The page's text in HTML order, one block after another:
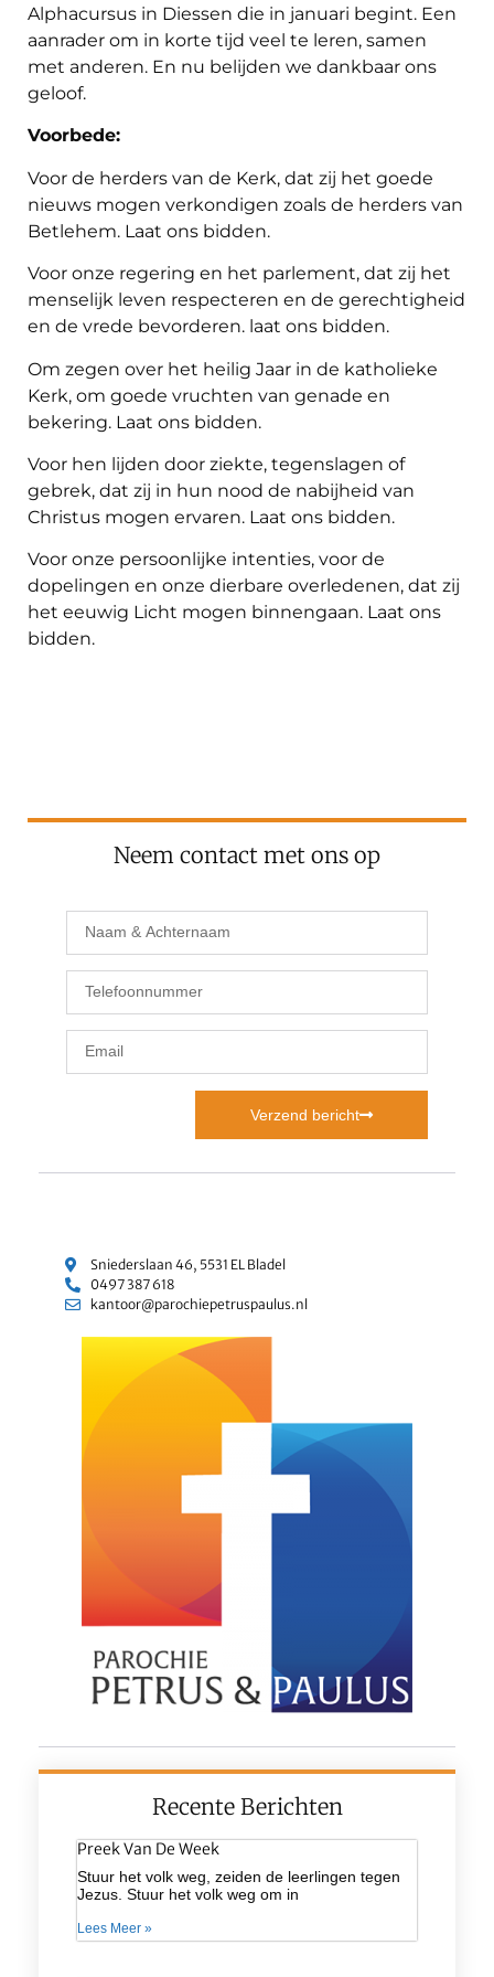
Alphacursus in Diessen die in januari begint. Een
aanrader om in korte tijd veel te leren, samen
met anderen. En nu belijden we dankbaar ons
geloof.
Voorbede:
Voor de herders van de Kerk, dat zij het goede
nieuws mogen verkondigen zoals de herders van
Betlehem. Laat ons bidden.
Voor onze regering en het parlement, dat zij het
menselijk leven respecteren en de gerechtigheid
en de vrede bevorderen. laat ons bidden.
Om zegen over het heilig Jaar in de katholieke
Kerk, om goede vruchten van genade en
bekering. Laat ons bidden.
Voor hen lijden door ziekte, tegenslagen of
gebrek, dat zij in hun nood de nabijheid van
Christus mogen ervaren. Laat ons bidden.
Voor onze persoonlijke intenties, voor de
dopelingen en onze dierbare overledenen, dat zij
het eeuwig Licht mogen binnengaan. Laat ons
bidden.
Neem contact met ons op
Verzend bericht
Sniederslaan 46, 5531 EL Bladel
0497 387 618
kantoor@parochiepetruspaulus.nl
Recente Berichten
Preek Van De Week
Stuur het volk weg, zeiden de leerlingen tegen
Jezus. Stuur het volk weg om in
Lees Meer »